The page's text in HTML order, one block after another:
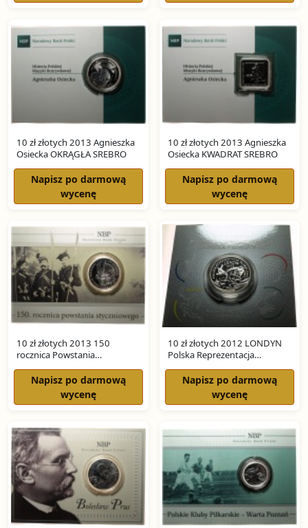
10 zł złotych 2013 Agnieszka
Osiecka OKRĄGŁA SREBRO
Napisz po darmową
wycenę
10 zł złotych 2013 Agnieszka
Osiecka KWADRAT SREBRO
Napisz po darmową
wycenę
10 zł złotych 2013 150
rocznica Powstania
Styczniowego SREBRO
Napisz po darmową
wycenę
10 zł złotych 2012 LONDYN
Polska Reprezentacja
Olimpijska SREBRO
Napisz po darmową
wycenę